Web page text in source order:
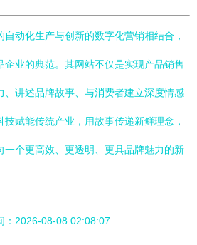
动化生产与创新的数字化营销相结合，
企业的典范。其网站不仅是实现产品销售
、讲述品牌故事、与消费者建立深度情感
赋能传统产业，用故事传递新鲜理念，
一个更高效、更透明、更具品牌魅力的新
：2026-08-08 02:08:07